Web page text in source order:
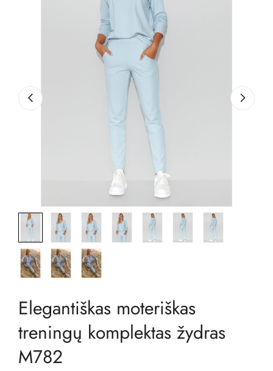
Elegantiškas moteriškas
treningų komplektas žydras
M782